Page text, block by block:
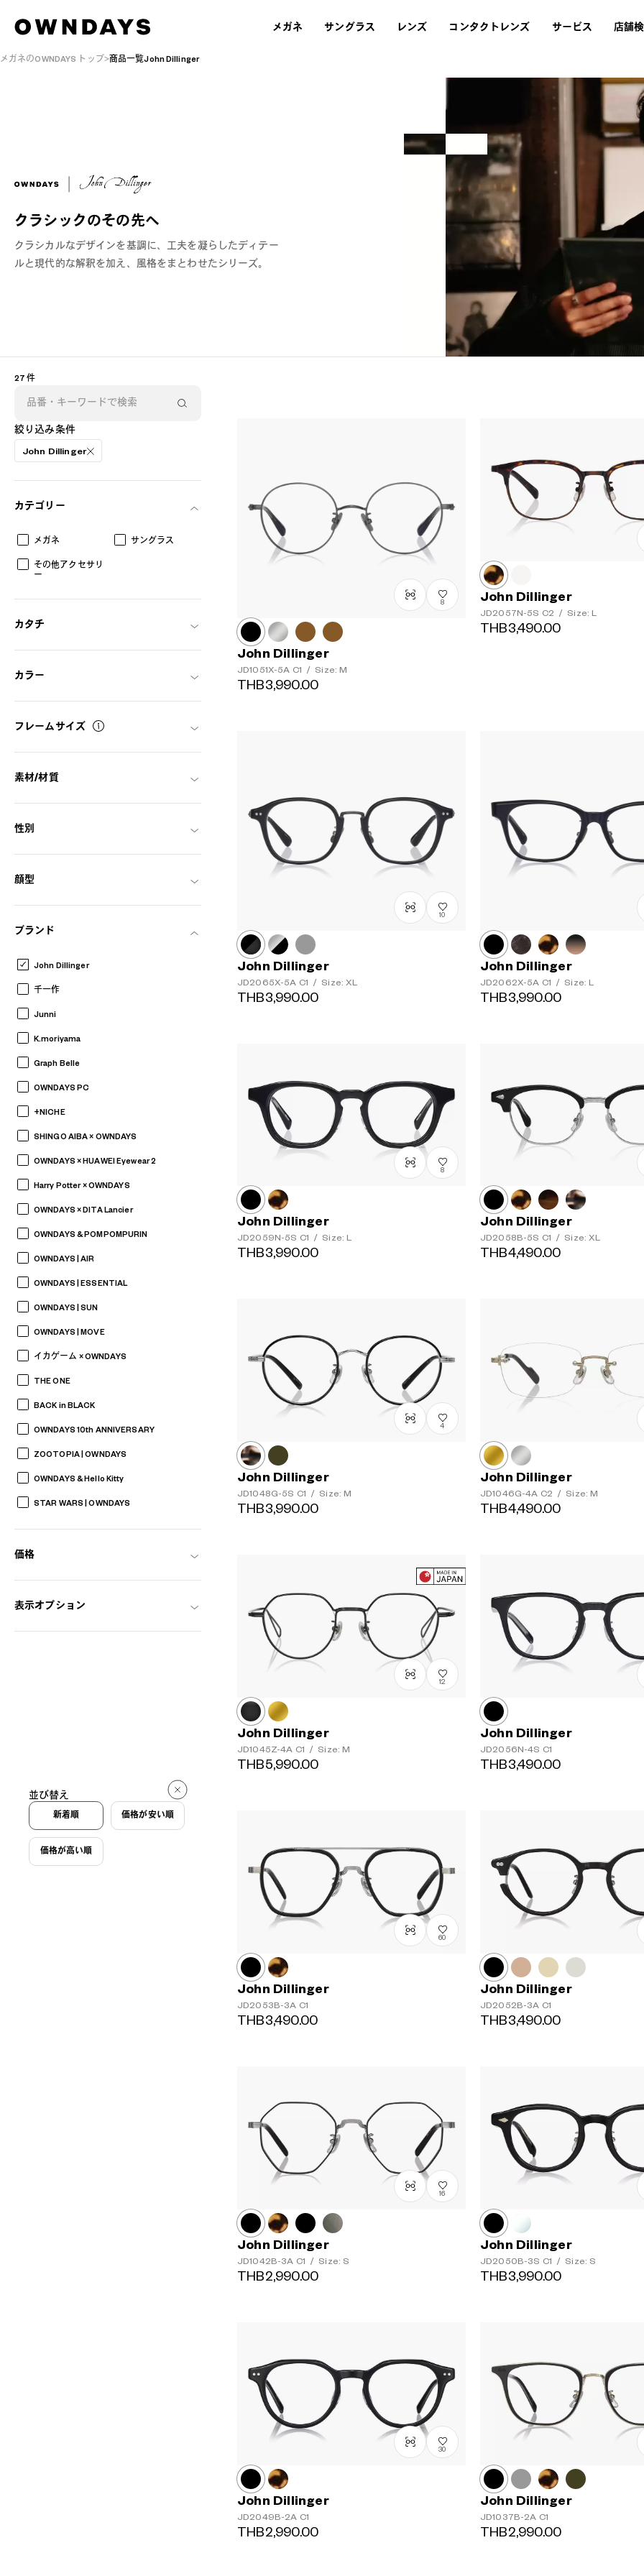
メガネ サングラス レンズ コンタクトレンズ サービス 店舗
メガネのOWNDAYS トップ 商品一覧John Dillinger
クラシックのその先へ
クラシカルなデザインを基調に、工夫を凝らしたディテー
ルと現代的な解釈を加え、風格をまとわせたシリーズ。
27 件
絞り込み条件
John Dillinger
カテゴリー
メガネ サングラス
その他アクセサリ
ー
カタチ
カラー
フレームサイズ
素材/材質
性別
顔型
ブランド
John Dillinger
千一作
Junni
K.moriyama
Graph Belle
OWNDAYS PC
+NICHE
SHINGO AIBA × OWNDAYS
OWNDAYS × HUAWEI Eyewear 2
Harry Potter × OWNDAYS
OWNDAYS × DITA Lancier
OWNDAYS & POMPOMPURIN
OWNDAYS | AIR
OWNDAYS | ESSENTIAL
OWNDAYS | SUN
OWNDAYS | MOVE
イカゲーム × OWNDAYS
THE ONE
BACK in BLACK
OWNDAYS 10th ANNIVERSARY
ZOOTOPIA | OWNDAYS
OWNDAYS & Hello Kitty
STAR WARS | OWNDAYS
価格
表示オプション
並び替え
新着順 価格が安い順
価格が高い順
8
John Dillinger
JD1051X-5A C1 / Size: M
THB3,990.00
John Dillinger
JD2057N-5S C2 / Size: L
THB3,490.00
10
John Dillinger
JD2065X-5A C1 / Size: XL
THB3,990.00
John Dillinger
JD2062X-5A C1 / Size: L
THB3,990.00
8
John Dillinger
JD2059N-5S C1 / Size: L
THB3,990.00
John Dillinger
JD2058B-5S C1 / Size: XL
THB4,490.00
4
John Dillinger
JD1048G-5S C1 / Size: M
THB3,990.00
John Dillinger
JD1046G-4A C2 / Size: M
THB4,490.00
12
John Dillinger
JD1045Z-4A C1 / Size: M
THB5,990.00
John Dillinger
JD2056N-4S C1
THB3,490.00
60
John Dillinger
JD2053B-3A C1
THB3,490.00
John Dillinger
JD2052B-3A C1
THB3,490.00
16
John Dillinger
JD1042B-3A C1 / Size: S
THB2,990.00
John Dillinger
JD2050B-3S C1 / Size: S
THB3,990.00
30
John Dillinger
JD2049B-2A C1
THB2,990.00
John Dillinger
JD1037B-2A C1
THB2,990.00